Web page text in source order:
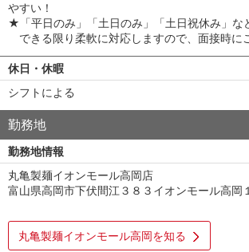
やすい！
★「平日のみ」「土日のみ」「土日祝休み」な
できる限り柔軟に対応しますので、面接時に
休日・休暇
シフトによる
勤務地
勤務地情報
丸亀製麺イオンモール高岡店
富山県高岡市下伏間江３８３イオンモール高岡
丸亀製麺イオンモール高岡を知る